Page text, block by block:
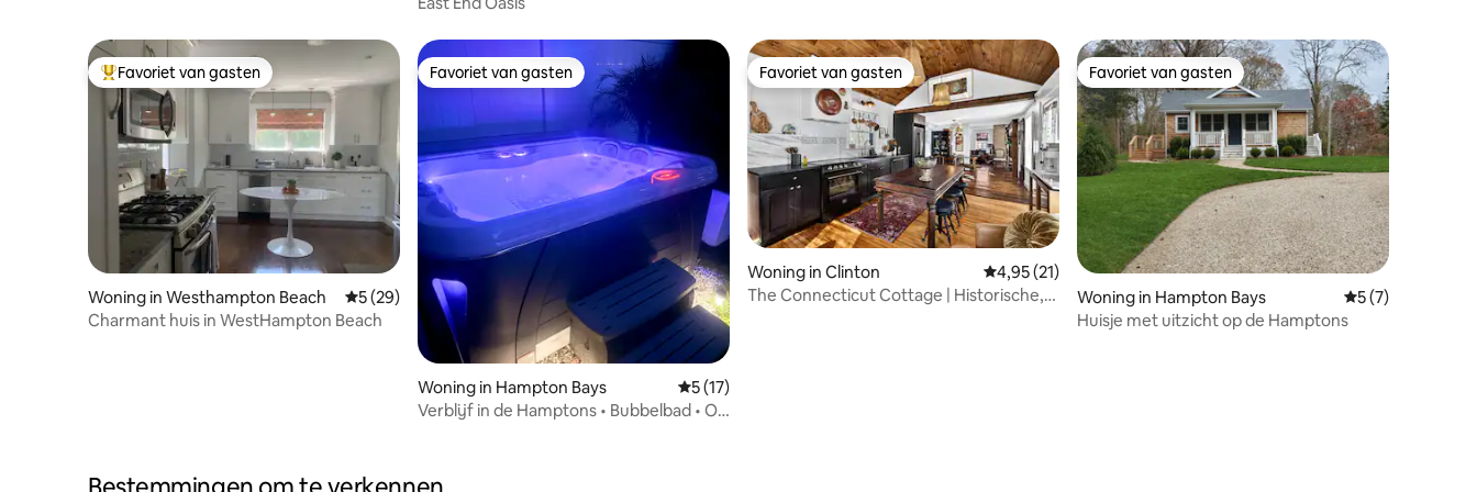
Topfavoriet van gasten
Favoriet van gasten
Woning in Westhampton Beach Gemiddelde beoordeling van 5 op 5, 29 recensies
5 (29)
Charmant huis in WestHampton Beach
Favoriet van gasten
Favoriet van gasten
Woning in Hampton Bays Gemiddelde beoordeling van 5 op 5, 17 recensies
5 (17)
Verblijf in de Hamptons • Bubbelbad • Op
Favoriet van gasten
Favoriet van gasten
Woning in Clinton Gemiddelde beoordeling van 4,95 op 5, 21 recensies
4,95 (21)
The Connecticut Cottage | Historische,
Favoriet van gasten
Favoriet van gasten
Woning in Hampton Bays Gemiddelde
5 (7)
Huisje met uitzicht op de Hamptons